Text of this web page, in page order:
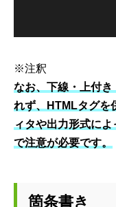
※注釈
なお、下線・上付
れず、HTMLタグを
ィタや出力形式に
で注意が必要です。
箇条書き